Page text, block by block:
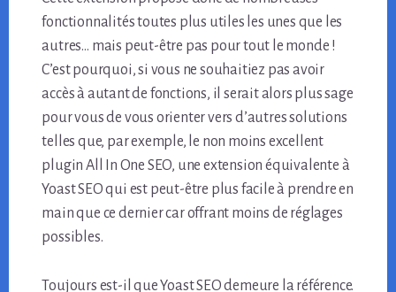
fonctionnalités toutes plus utiles les unes que les
autres… mais peut-être pas pour tout le monde !
C’est pourquoi, si vous ne souhaitiez pas avoir
accès à autant de fonctions, il serait alors plus sage
pour vous de vous orienter vers d’autres solutions
telles que, par exemple, le non moins excellent
plugin All In One SEO, une extension équivalente à
Yoast SEO qui est peut-être plus facile à prendre en
main que ce dernier car offrant moins de réglages
possibles.
Toujours est-il que Yoast SEO demeure la référence.